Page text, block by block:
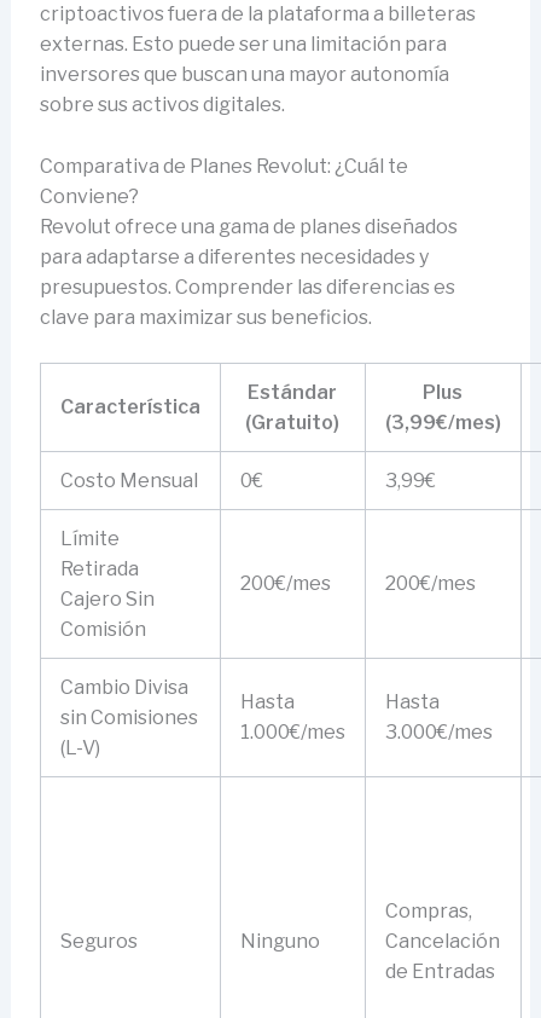
criptoactivos fuera de la plataforma a billeteras
externas. Esto puede ser una limitación para
inversores que buscan una mayor autonomía
sobre sus activos digitales.
Comparativa de Planes Revolut: ¿Cuál te
Conviene?
Revolut ofrece una gama de planes diseñados
para adaptarse a diferentes necesidades y
presupuestos. Comprender las diferencias es
clave para maximizar sus beneficios.
Característica
Estándar
(Gratuito)
Plus
(3,99€/mes)
Costo Mensual 0€ 3,99€
Límite
Retirada
Cajero Sin
Comisión
200€/mes 200€/mes
Cambio Divisa
sin Comisiones
(L-V)
Hasta
1.000€/mes
Hasta
3.000€/mes
Seguros Ninguno
Compras,
Cancelación
de Entradas